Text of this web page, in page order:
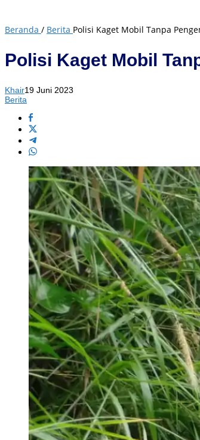
Beranda / Berita Polisi Kaget Mobil Tanpa
Polisi Kaget Mobil
Khair19 Juni 2023
Berita